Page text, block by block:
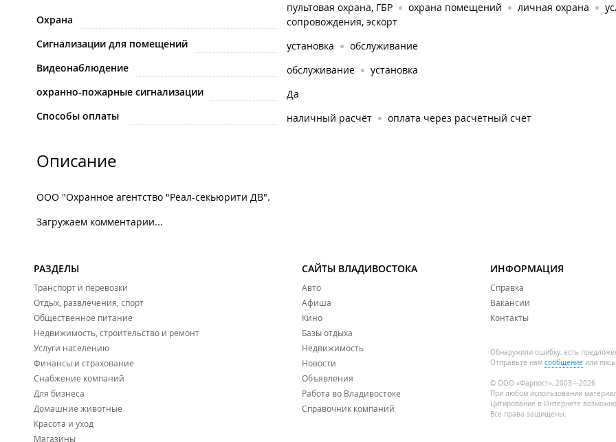
Охрана
пультовая охрана, ГБР охрана помещений личная охрана
сопровождения, эскорт
Сигнализации для помещений
установка
обслуживание
Видеонаблюдение
обслуживание
установка
охранно-пожарные сигнализации
Да
Способы оплаты
наличный расчёт оплата через расчётный счёт
Описание
ООО "Охранное агентство "Реал-секьюрити ДВ".
Загружаем комментарии...
РАЗДЕЛЫ
Транспорт и перевозки
Отдых, развлечения, спорт
Общественное питание
Недвижимость, строительство и ремонт
Услуги населению
Финансы и страхование
Снабжение компаний
Для бизнеса
Домашние животные
Красота и уход
Магазины
САЙТЫ ВЛАДИВОСТОКА
Авто
Афиша
Кино
Базы отдыха
Недвижимость
Новости
Объявления
Работа во Владивостоке
Справочник компаний
ИНФОРМАЦИЯ
Справка
Вакансии
Контакты
Обнаружили ошибку, есть
Отправьте нам сообщение или
© ООО «Фарпост», 2003—2026
При любом использовании
Цитирование в Интернете
Все права защищены.